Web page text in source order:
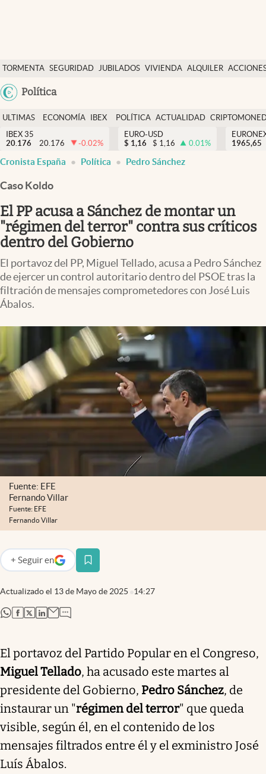
TORMENTA SEGURIDAD JUBILADOS VIVIENDA ALQUILER
USA
Política
Economía y finanzas
Política
Actualidad
Criptomonedas
España
ULTIMAS
NOTICIAS
ECONOMÍA
FINANZAS
IBEX
EURO
POLÍTICA ACTUALIDAD
IBEX 35
20.176
20.176 -0.02%
EURO-USD
$ 1,16 $ 1,16 0.01%
1965,65
Cronista España Política Pedro Sánchez
Caso Koldo
El PP acusa a Sánchez de montar un
"régimen del terror" contra sus críticos
dentro del Gobierno
El portavoz del PP, Miguel Tellado, acusa a Pedro Sánchez
de ejercer un control autoritario dentro del PSOE tras la
filtración de mensajes comprometedores con José Luis
Ábalos.
Fuente: EFE
Fernando Villar
Fuente: EFE
Fernando Villar
Actualizado el 13 de Mayo de 2025 14:27
+ Seguir en
abre en nueva pestaña
abre en nueva pestaña
abre en nueva pestaña
abre en nueva pestaña
abre en nueva pestaña
El portavoz del Partido Popular en el Congreso,
Miguel Tellado, ha acusado este martes al
presidente del Gobierno, Pedro Sánchez, de
instaurar un "régimen del terror" que queda
visible, según él, en el contenido de los
mensajes filtrados entre él y el exministro José
Luís Ábalos.